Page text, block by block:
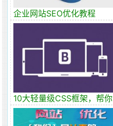
企业网站SEO优化教程
10大轻量级CSS框架，帮你
构建超快速加载的网站！